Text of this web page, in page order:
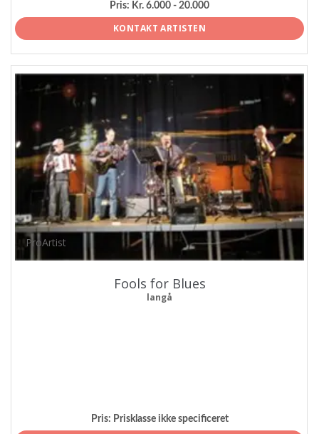
Pris: Kr. 6.000 - 20.000
KONTAKT ARTISTEN
ProArtist
Fools for Blues
langå
Pris: Prisklasse ikke specificeret